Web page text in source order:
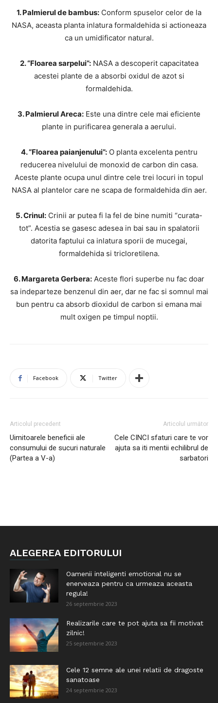
1. Palmierul de bambus: Conform spuselor celor de la
NASA, aceasta planta inlatura formaldehida si actioneaza
ca un umidificator natural.
2. “Floarea sarpelui”:NASA a descoperit capacitatea
acestei plante de a absorbi oxidul de azot si
formaldehida.
3. Palmierul Areca: Este una dintre cele mai eficiente
plante in purificarea generala a aerului.
4. “Floarea paianjenului”:O planta excelenta pentru
reducerea nivelului de monoxid de carbon din casa.
Aceste plante ocupa unul dintre cele trei locuri in topul
NASA al plantelor care ne scapa de formaldehida din aer.
5. Crinul: Crinii ar putea fi la fel de bine numiti “curata-
tot”. Acestia se gasesc adesea in bai sau in spalatorii
datorita faptului ca inlatura sporii de mucegai,
formaldehida si tricloretilena.
6. Margareta Gerbera: Aceste flori superbe nu fac doar
sa indeparteze benzenul din aer, dar ne fac si somnul mai
bun pentru ca absorb dioxidul de carbon si emana mai
mult oxigen pe timpul noptii.
Facebook Twitter
Articolul precedent
Uimitoarele beneficii ale
consumului de sucuri naturale
(Partea a V-a)
Articolul următor
Cele CINCI sfaturi care te vor
ajuta sa iti mentii echilibrul de
sarbatori
ALEGEREA EDITORULUI
Oamenii inteligenti emotional nu se
enerveaza pentru ca urmeaza aceasta
regula!
26 septembrie 2023
Realizarile care te pot ajuta sa fii motivat
zilnic!
25 septembrie 2023
Cele 12 semne ale unei relatii de dragoste
sanatoase
24 septembrie 2023